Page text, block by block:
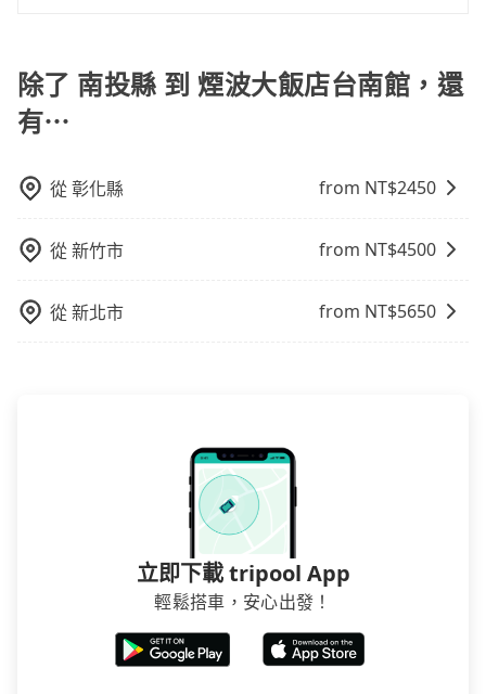
使用時還是有其區域的限制，實際可停靠的地點與你的
上下車地點仍有段距離，在遇到下雨天或者載行李時，
就顯得非常不便。
告知付款完畢，一切都能在網路上操作。但有些較冷門
或規模較小的飯店，有可能再多平台同時上架而發生超
賣的現象，便有可能到了現場卻沒房可住的窘境，所以
要再人工電話與飯店確認。預訂民宿方面，如不怕麻
得便宜，但缺點就是多數要匯款並再人工確認。假如不
介意多花一點錢省下這些瑣碎的事，台灣本土的AsiaYo
心地享受旅步為您提供的服務。
除了 南投縣 到 煙波大飯店台南館，還
有⋯
從彰化縣 from NT$2450
從新竹市 from NT$4500
從新北市 from NT$5650
立即下載 tripool App
輕鬆搭車，安心出發！